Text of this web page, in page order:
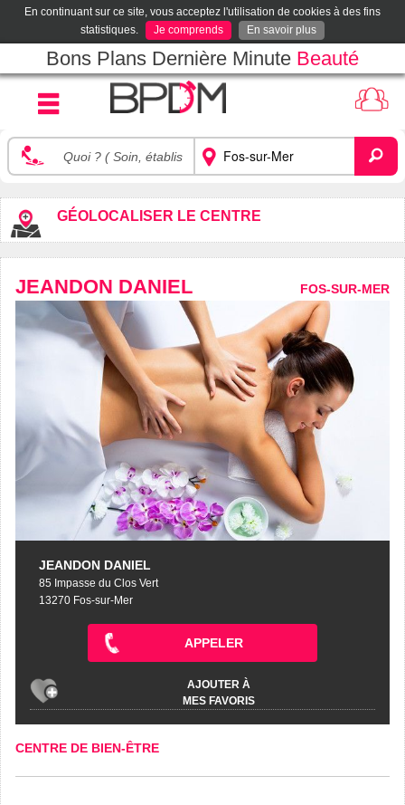
En continuant sur ce site, vous acceptez l'utilisation de cookies à des fins
statistiques.
Je comprends En savoir plus
Bons Plans Dernière Minute Beauté
GÉOLOCALISER LE CENTRE
JEANDON DANIEL FOS-SUR-MER
JEANDON DANIEL
85 Impasse du Clos Vert
13270 Fos-sur-Mer
APPELER
AJOUTER À
MES FAVORIS
CENTRE DE BIEN-ÊTRE